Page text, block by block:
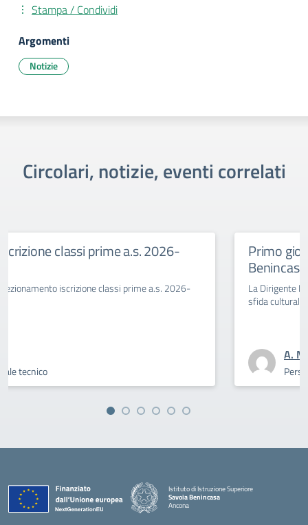
Stampa / Condividi
Argomenti
Notizie
Circolari, notizie, eventi correlati
Primo giorno di scuola al Savoia
La Dirigente Bertini: “affrontiamo con coraggio la
Istituto di Istruzione Superiore
Savoia Benincasa
Ancona